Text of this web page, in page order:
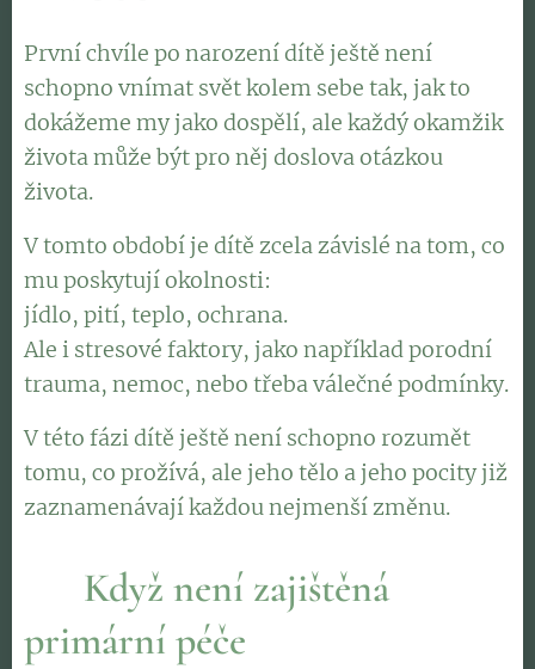
První chvíle po narození dítě ještě není
schopno vnímat svět kolem sebe tak, jak to
dokážeme my jako dospělí, ale každý okamžik
života může být pro něj doslova otázkou
života.
V tomto období je dítě zcela závislé na tom, co
mu poskytují okolnosti:
jídlo, pití, teplo, ochrana.
Ale i stresové faktory, jako například porodní
trauma, nemoc, nebo třeba válečné podmínky.
V této fázi dítě ještě není schopno rozumět
tomu, co prožívá, ale jeho tělo a jeho pocity již
zaznamenávají každou nejmenší změnu.
Když není zajištěná
primární péče